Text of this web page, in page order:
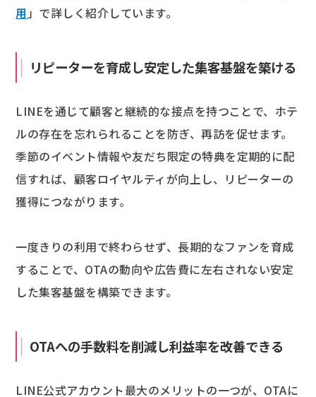
用」で詳しく紹介しています。
リピーターを育成し安定した集客基盤を築ける
LINEを通じて顧客と継続的な接点を持つことで、ホテ
ルの存在を忘れられることを防ぎ、再訪を促せます。
季節のイベント情報や友だち限定の特典を定期的に配
信すれば、顧客ロイヤルティが向上し、リピーターの
獲得につながります。
一度きりの利用で終わらせず、長期的なファンを育成
することで、OTAの動向や広告費に左右されない安定
した集客基盤を構築できます。
OTAへの手数料を削減し利益率を改善できる
LINE公式アカウント最大のメリットの一つが、OTAに